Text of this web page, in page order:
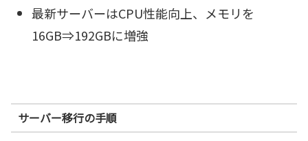
最新サーバーはCPU性能向上、メモリを
16GB⇒192GBに増強
サーバー移行の手順